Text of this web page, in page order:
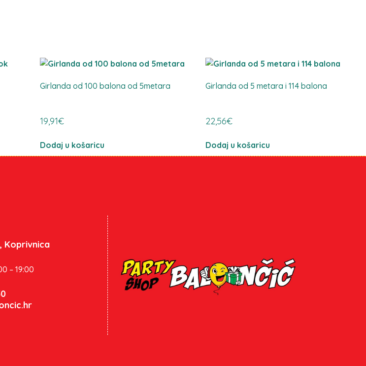
Girlanda od 100 balona od 5metara
19,91€
Dodaj u košaricu
Girlanda od 5 metara i 114 balona
22,56€
Dodaj u košaricu
Koprivnica
– 19:00